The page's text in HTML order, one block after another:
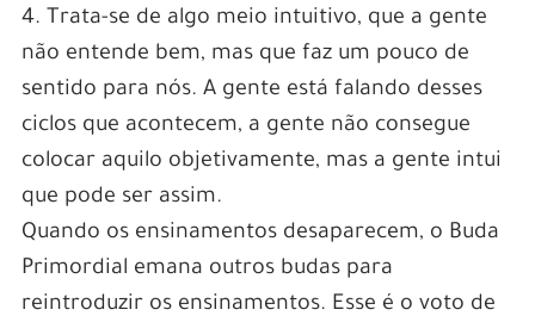
4. Trata-se de algo meio intuitivo, que a gente
não entende bem, mas que faz um pouco de
sentido para nós. A gente está falando desses
ciclos que acontecem, a gente não consegue
colocar aquilo objetivamente, mas a gente intui
que pode ser assim.
Quando os ensinamentos desaparecem, o Buda
Primordial emana outros budas para
reintroduzir os ensinamentos. Esse é o voto de